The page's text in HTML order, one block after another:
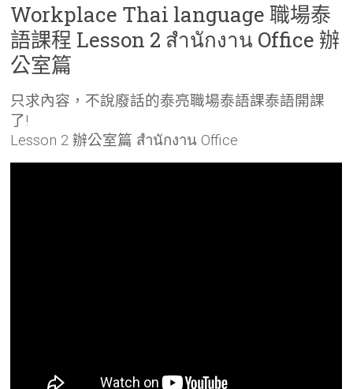
Workplace Thai language 職場泰
語課程 Lesson 2 สำนักงาน Office 辦
公室篇
只求內容，不說廢話的泰亮職場泰語課泰語開課
了!
Lesson 2 辦公室篇 สำนักงาน Office